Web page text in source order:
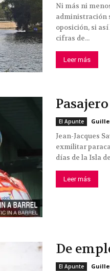
Ni más ni
administración
oposición, si
cifras de...
Leer más
El Apunte
Jean-Jacques
exmilitar
días de la Isla
Leer más
De
El Apunte